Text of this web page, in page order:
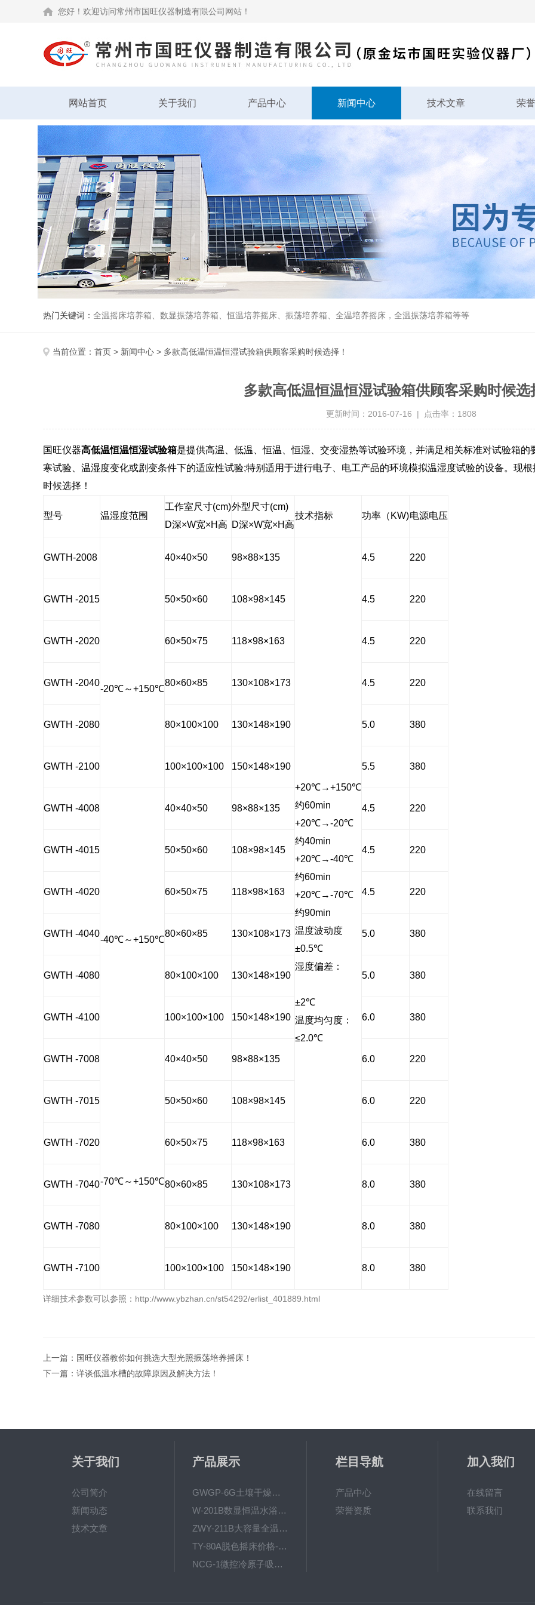
您好！欢迎访问常州市国旺仪器制造有限公司网站！
网站首页 关于我们 产品中心 新闻中心 技术文章 荣
热门关键词： 全温摇床培养箱、数显振荡培养箱、恒温培养摇床、振荡培养箱、全温培养摇床，全温振荡培养箱等等
当前位置： 首页 > 新闻中心 > 多款高低温恒温恒湿试验箱供顾客采购时候选择！
多款高低温恒温恒湿试验箱供顾客采购时候选
更新时间：2016-07-16 | 点击率：1808
国旺仪器高低温恒温恒湿试验箱是提供高温、低温、恒温、恒湿、交变湿热等试验环境，并满足相关标准对试验箱
寒试验、温湿度变化或剧变条件下的适应性试验;特别适用于进行电子、电工产品的环境模拟温湿度试验的设备。现
时候选择！
型号 温湿度范围
工作室尺寸(cm)
D深×W宽×H高
外型尺寸(cm)
D深×W宽×H高
技术指标 功率（ KW)电源电压
GWTH-2008
-20℃～+150℃
40×40×50 98×88×135
+20℃→+150℃
约60min
+20℃→-20℃
约40min
+20℃→-40℃
约60min
+20℃→-70℃
约90min
温度波动度
±0.5℃
湿度偏差：
±2℃
温度均匀度：
≤2.0℃
4.5 220
GWTH -2015 50×50×60 108×98×145 4.5 220
GWTH -2020 60×50×75 118×98×163 4.5 220
GWTH -2040 80×60×85 130×108×173 4.5 220
GWTH -2080 80×100×100 130×148×190 5.0 380
GWTH -2100 100×100×100 150×148×190 5.5 380
GWTH -4008
-40℃～+150℃
40×40×50 98×88×135 4.5 220
GWTH -4015 50×50×60 108×98×145 4.5 220
GWTH -4020 60×50×75 118×98×163 4.5 220
GWTH -4040 80×60×85 130×108×173 5.0 380
GWTH -4080 80×100×100 130×148×190 5.0 380
GWTH -4100 100×100×100 150×148×190 6.0 380
GWTH -7008
-70℃～+150℃
40×40×50 98×88×135 6.0 220
GWTH -7015 50×50×60 108×98×145 6.0 220
GWTH -7020 60×50×75 118×98×163 6.0 380
GWTH -7040 80×60×85 130×108×173 8.0 380
GWTH -7080 80×100×100 130×148×190 8.0 380
GWTH -7100 100×100×100 150×148×190 8.0 380
详细技术参数可以参照：http://www.ybzhan.cn/st54292/erlist_401889.html
上一篇： 国旺仪器教你如何挑选大型光照振荡培养摇床！
下一篇： 详谈低温水槽的故障原因及解决方法！
关于我们
公司简介
新闻动态
技术文章
产品展示
GWGP-6G土壤干燥柜-干燥箱/干燥机
W-201B数显恒温水浴锅哪个牌子好？--国旺仪器
ZWY-211B大容量全温摇床价格
TY-80A脱色摇床价格-大容量振荡器
NCG-1微控冷原子吸收测汞仪
栏目导航
产品中心
荣誉资质
加入我们
在线留言
联系我们